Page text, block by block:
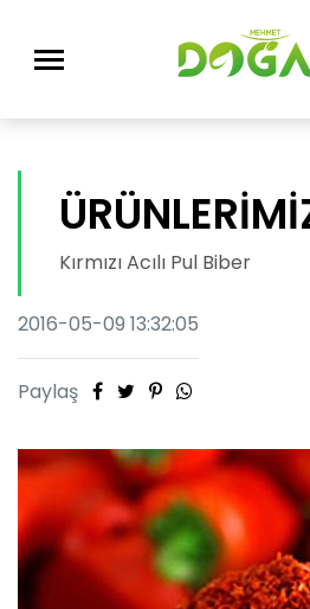
Kırmızı Acılı Pul Biber
2016-05-09 13:32:05
Paylaş